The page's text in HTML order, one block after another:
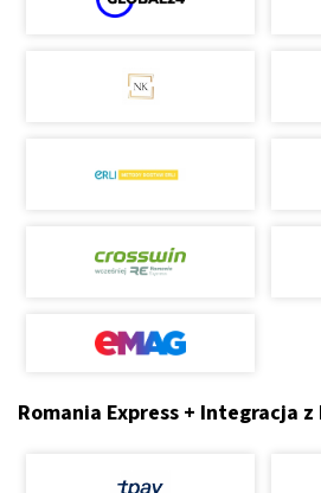
Romania Express + Integracja z